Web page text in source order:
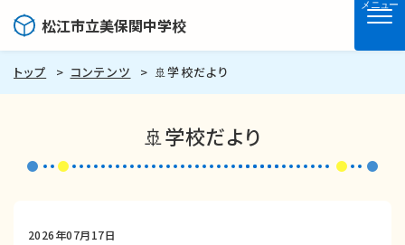
松江市立美保関中学校
メニュー
トップ コンテンツ 🚢学校だより
🚢学校だより
2026年07月17日